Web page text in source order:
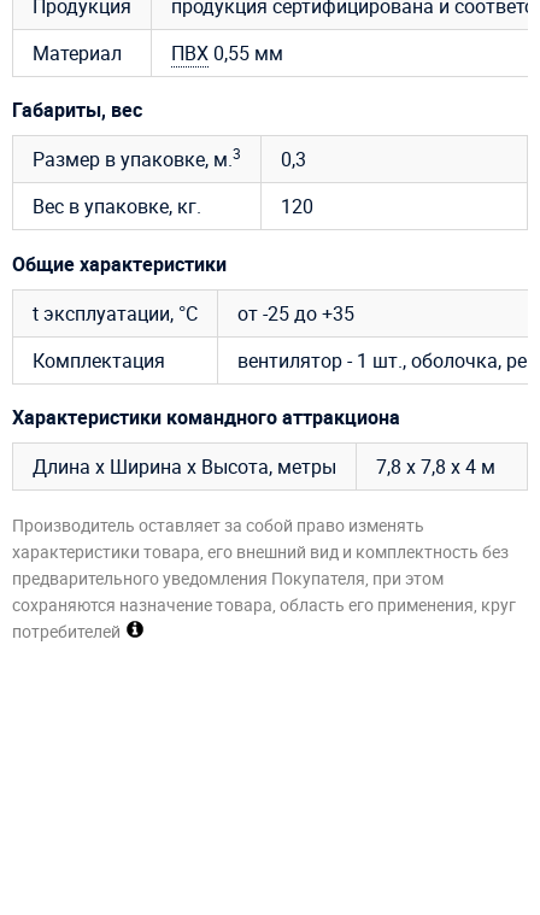
Продукция
продукция сертифицирована и
Материал
ПВХ0,55 мм
Габариты, вес
Размер в упаковке, м.3
0,3
Вес в упаковке, кг.
120
Общие характеристики
t эксплуатации, °C
от -25 до +35
Комплектация
вентилятор - 1 шт., оболочка,
Характеристики командного аттракциона
Длина х Ширина х Высота, метры
7,8 х 7,8 х 4 м
Производитель оставляет за собой право изменять
характеристики товара, его внешний вид и комплектность без
предварительного уведомления Покупателя, при этом
сохраняются назначение товара, область его применения, круг
потребителей